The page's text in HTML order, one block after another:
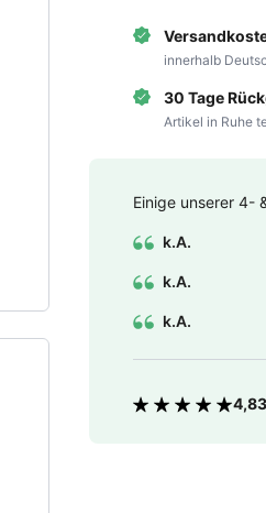
innerhalb
30 Tage
Artikel in Ruhe
Einige unserer 4-
k.A.
k.A.
k.A.
Bewertung